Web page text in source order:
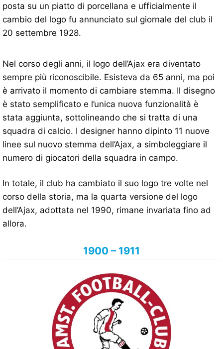
posta su un piatto di porcellana e ufficialmente il
cambio del logo fu annunciato sul giornale del club il
20 settembre 1928.
Nel corso degli anni, il logo dell’Ajax era diventato
sempre più riconoscibile. Esisteva da 65 anni, ma poi
è arrivato il momento di cambiare stemma. Il disegno
è stato semplificato e l’unica nuova funzionalità è
stata aggiunta, sottolineando che si tratta di una
squadra di calcio. I designer hanno dipinto 11 nuove
linee sul nuovo stemma dell’Ajax, a simboleggiare il
numero di giocatori della squadra in campo.
In totale, il club ha cambiato il suo logo tre volte nel
corso della storia, ma la quarta versione del logo
dell’Ajax, adottata nel 1990, rimane invariata fino ad
allora.
1900 – 1911